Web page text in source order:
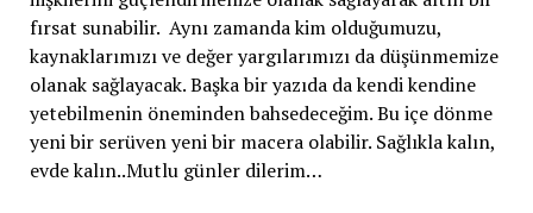
fırsat sunabilir. Aynı zamanda kim olduğumuzu,
kaynaklarımızı ve değer yargılarımızı da düşünmemize
olanak sağlayacak. Başka bir yazıda da kendi kendine
yetebilmenin öneminden bahsedeceğim. Bu içe dönme
yeni bir serüven yeni bir macera olabilir. Sağlıkla kalın,
evde kalın..Mutlu günler dilerim…